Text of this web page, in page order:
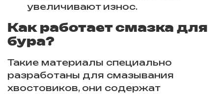
увеличивают износ.
Как работает смазка для
бура?
Такие материалы специально
разработаны для смазывания
хвостовиков, они содержат